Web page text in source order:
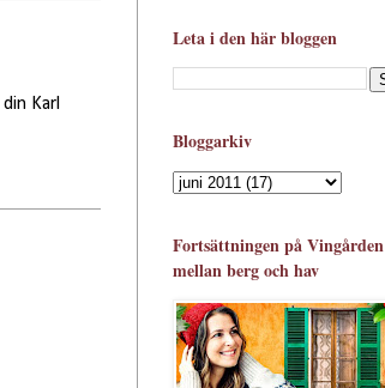
Karl
Leta i den här bloggen
Bloggarkiv
Fortsättningen på Vingården
mellan berg och hav